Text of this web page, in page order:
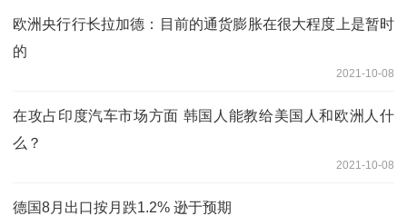
欧洲央行行长拉加德：目前的通货膨胀在很大程度上是暂时
的
2021-10-08
在攻占印度汽车市场方面 韩国人能教给美国人和欧洲人什
么？
2021-10-08
德国8月出口按月跌1.2% 逊于预期